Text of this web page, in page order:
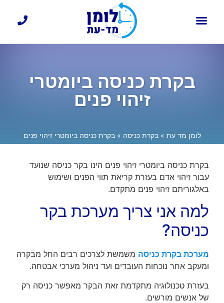
בקרת כניסה ביומטרי
זיהוי פנים
לומן מד עת »בקרת כניסה »בקרת כניסה ביומטרי זיהוי פנים
בקרת כניסה ביומטרי זיהוי פנים הינו בקר כניסה שנועד
עבור זיהוי אדם בעזרת קריאת תווי הפנים ושימוש
באלגוריתם זיהוי פנים מתקדם.
למה אני צריך מערכת בקר
כניסה?
מערכת בקרת כניסה משמשת לצרכים רבים החל מבקרה
ומעקב אחר נוכחות העובדים ועד ניהול מערכי אבטחה.
בעזרת טכנולוגיה מתקדמת זאת הבקר מאפשר כניסה רק
של אנשים מורשים.